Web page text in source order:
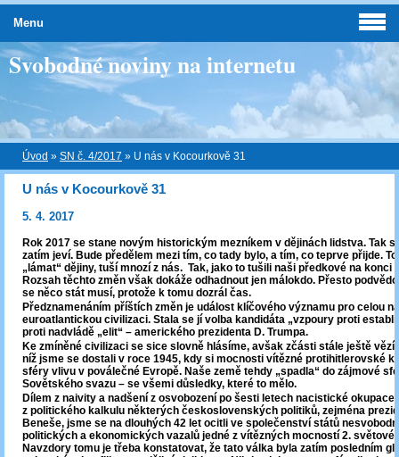
Svobodné noviny na internetu
Úvod » SN č. 4/2017 » U nás v Kocourkově 31
U nás v Kocourkově 31
5. 4. 2017
Rok 2017 se stane novým historickým mezníkem v dějinách lidstva. Tak
zatím jeví. Bude předělem mezi tím, co tady bylo, a tím, co teprve přijde.
„lámat“ dějiny, tuší mnozí z nás. Tak, jako to tušili naši předkové na konci
Rozsah těchto změn však dokáže odhadnout jen málokdo. Přesto
se něco stát musí, protože k tomu dozrál čas.
Předznamenáním příštích změn je událost klíčového významu pro celou
euroatlantickou civilizaci. Stala se jí volba kandidáta „vzpoury proti
proti nadvládě „elit“ – amerického prezidenta D. Trumpa.
Ke zmíněné civilizaci se sice slovně hlásíme, avšak zčásti stále ještě
níž jsme se dostali v roce 1945, kdy si mocnosti vítězné protihitlerovské
sféry vlivu v poválečné Evropě. Naše země tehdy „spadla“ do zájmové
Sovětského svazu – se všemi důsledky, které to mělo.
Dílem z naivity a nadšení z osvobození po šesti letech nacistické
z politického kalkulu některých československých politiků, zejména
Beneše, jsme se na dlouhých 42 let ocitli ve společenství států
politických a ekonomických vazalů jedné z vítězných mocností 2. světové
Navzdory tomu je třeba konstatovat, že tato válka byla zatím posledním
Menu